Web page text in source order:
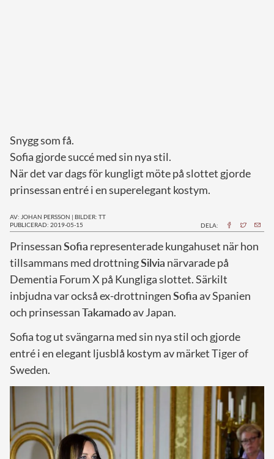
Snygg som få.
Sofia gjorde succé med sin nya stil.
När det var dags för kungligt möte på slottet gjorde
prinsessan entré i en superelegant kostym.
AV: JOHAN PERSSON | BILDER: TT
PUBLICERAD: 2019-05-15
DELA:
PrinsessanSofia representerade kungahuset när hon
tillsammans med drottningSilvia närvarade på
Dementia Forum X på Kungliga slottet. Särkilt
inbjudna var också ex-drottningenSofia av Spanien
och prinsessanTakamadoav Japan.
Sofia tog ut svängarna med sin nya stil och gjorde
entré i en elegant ljusblå kostym av märket Tiger of
Sweden.